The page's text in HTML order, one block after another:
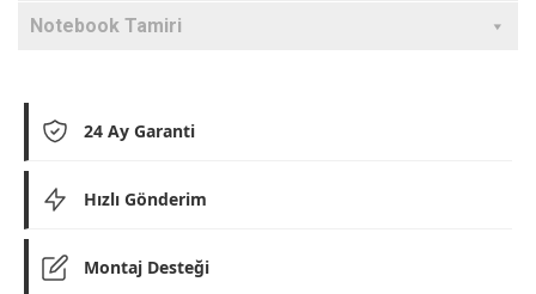
Notebook Tamiri
24 Ay Garanti
Hızlı Gönderim
Montaj Desteği